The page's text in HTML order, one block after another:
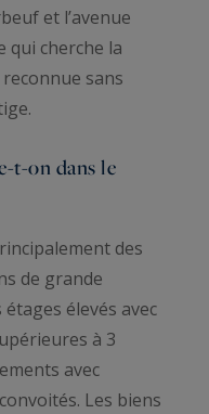
et l’avenue
qui cherche la
sans
t-on dans le
des
de grande
élevés avec
à 3
avec
Les biens